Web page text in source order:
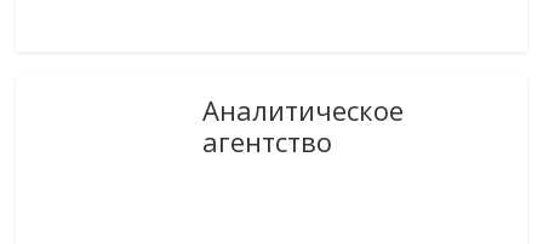
Аналитическое
агентство